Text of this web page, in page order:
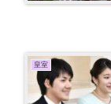
皇室